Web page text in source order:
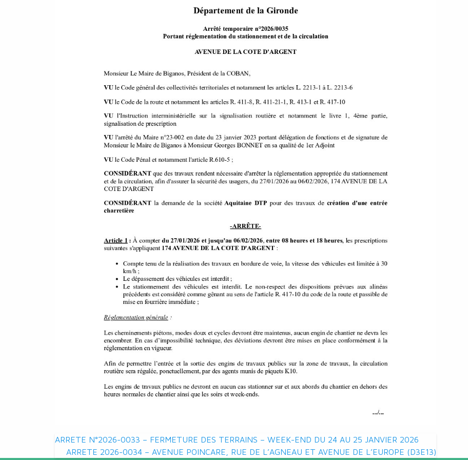
Navigation
ARRETE N°2026-0033 – FERMETURE DES TERRAINS – WEEK-END DU 24 AU 25 JANVIER 2026
ARRETE 2026-0034 – AVENUE POINCARE, RUE DE L’AGNEAU ET AVENUE DE L’EUROPE (D3E13)